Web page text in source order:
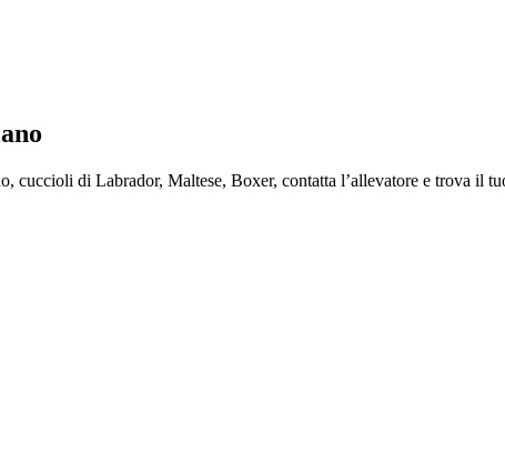
di Labrador, Maltese, Boxer, contatta l’allevatore e trova il